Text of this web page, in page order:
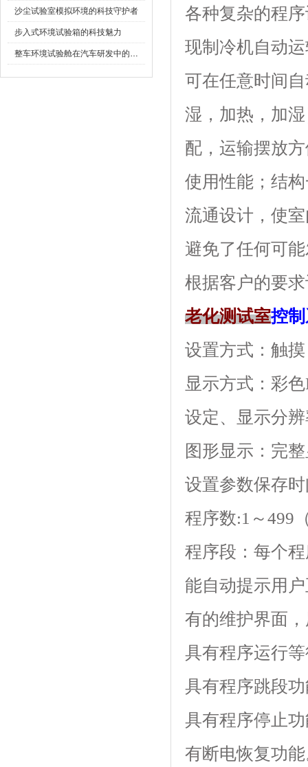
沙尘试验室模拟环境的科技守护者
步入式环境试验箱的科技魅力
整车环境试验舱在汽车研发中的作用
各种复杂的程序设
现制冷机自动运转
可在任意时间自动
湿，加热
配，运输摆
使用性能；
流通设计，使室
避免了任何可能
根据客户的要求订
老化测试室控
设置方式：触摸
显示方式：
设定、显示分
图形显示：完
设置参数保存时
程序数:1～499（
程序段：每个程
能自动提示用户正
有的维护界面
具有程序运行等
具有程序跳段功能
具有程序停止功能
有断电恢复功能